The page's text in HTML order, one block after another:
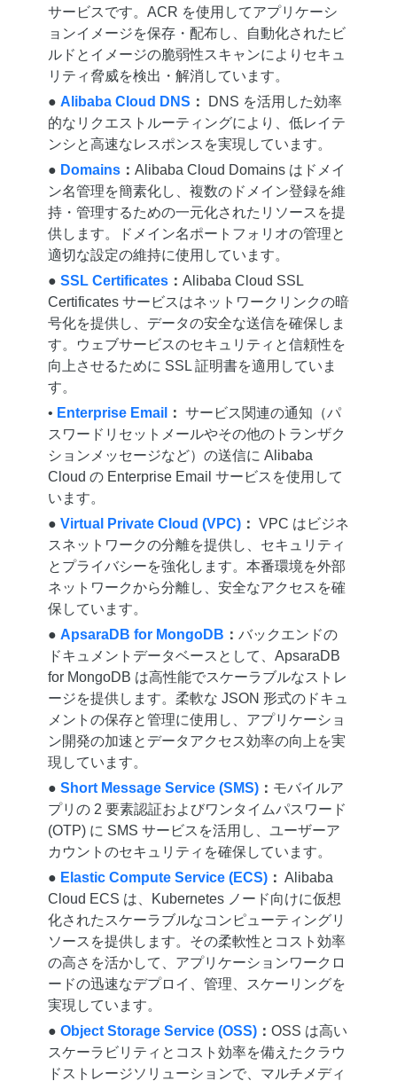
サービスです。ACR を使用してアプリケーシ
ョンイメージを保存・配布し、自動化されたビ
ルドとイメージの脆弱性スキャンによりセキュ
リティ脅威を検出・解消しています。
● Alibaba Cloud DNS ：
DNS を活用した効率
的なリクエストルーティングにより、低レイテ
ンシと高速なレスポンスを実現しています。
● Domains： Alibaba Cloud Domains はドメイ
ン名管理を簡素化し、複数のドメイン登録を維
持・管理するための一元化されたリソースを提
供します。ドメイン名ポートフォリオの管理と
適切な設定の維持に使用しています。
● SSL Certificates： Alibaba Cloud SSL
Certificates サービスはネットワークリンクの暗
号化を提供し、データの安全な送信を確保しま
す。ウェブサービスのセキュリティと信頼性を
向上させるために SSL 証明書を適用していま
す。
• Enterprise Email ： サービス関連の通知（パ
スワードリセットメールやその他のトランザク
ションメッセージなど）の送信に Alibaba
Cloud の Enterprise Email サービスを使用して
います。
● Virtual Private Cloud (VPC)： VPC はビジネ
スネットワークの分離を提供し、セキュリティ
とプライバシーを強化します。本番環境を外部
ネットワークから分離し、安全なアクセスを確
保しています。
● ApsaraDB for MongoDB ： バックエンドの
ドキュメントデータベースとして、ApsaraDB
for MongoDB は高性能でスケーラブルなストレ
ージを提供します。柔軟な JSON 形式のドキュ
メントの保存と管理に使用し、アプリケーショ
ン開発の加速とデータアクセス効率の向上を実
現しています。
● Short Message Service (SMS)： モバイルア
プリの 2 要素認証およびワンタイムパスワード
(OTP) に SMS サービスを活用し、ユーザーア
カウントのセキュリティを確保しています。
● Elastic Compute Service (ECS)： Alibaba
Cloud ECS は、Kubernetes ノード向けに仮想
化されたスケーラブルなコンピューティングリ
ソースを提供します。その柔軟性とコスト効率
の高さを活かして、アプリケーションワークロ
ードの迅速なデプロイ、管理、スケーリングを
実現しています。
● Object Storage Service (OSS)： OSS は高い
スケーラビリティとコスト効率を備えたクラウ
ドストレージソリューションで、マルチメディ